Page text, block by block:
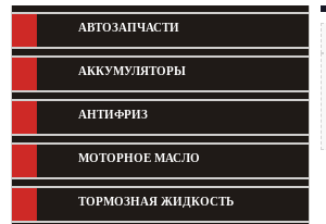
АВТОЗАПЧАСТИ
АККУМУЛЯТОРЫ
АНТИФРИЗ
МОТОРНОЕ МАСЛО
ТОРМОЗНАЯ ЖИДКОСТЬ